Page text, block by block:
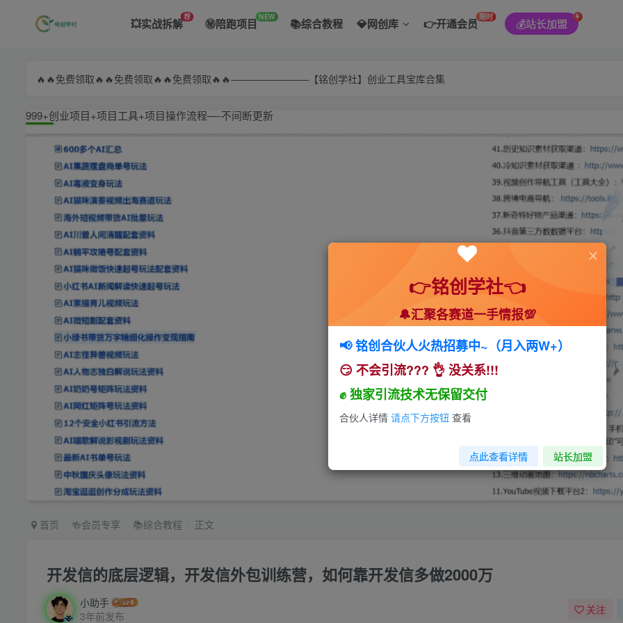
💥实战拆解荐 ㊙️陪跑项目NEW 📚综合教程 💎网创库 👉开通会员限时 💰站长加盟
🔥🔥免费领取🔥🔥免费领取🔥🔥免费领取🔥🔥————————【铭创学社】创业工具宝库合集
999+创业项目+项目工具+项目操作流程—-不间断更新
首页 🍻会员专享 📚综合教程 正文
开发信的底层逻辑，开发信外包训练营，如何靠开发信多做2000万
小助手
3年前发布
关注
👉铭创学社👈
🔔汇聚各赛道一手情报💯
📢 铭创合伙人火热招募中~（月入两W+）
😏 不会引流??? 👌 没关系!!!
✊ 独家引流技术无保留交付
合伙人详情 请点下方按钮 查看
点此查看详情 站长加盟